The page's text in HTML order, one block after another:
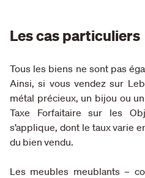
Les cas particuliers
Tous les biens ne sont pas
Ainsi, si vous vendez sur
métal précieux, un bijou ou
Taxe Forfaitaire sur les
s’applique, dont le taux varie
du bien vendu.
Les meubles meublants –